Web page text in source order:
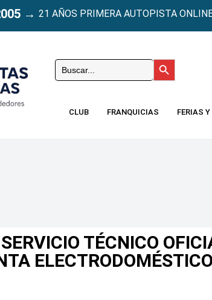
→ 21 AÑOS PRIMERA AUTOPISTA
Buscar: Botón de
CLUB FRANQUICIAS FERIAS
TÉCNICO